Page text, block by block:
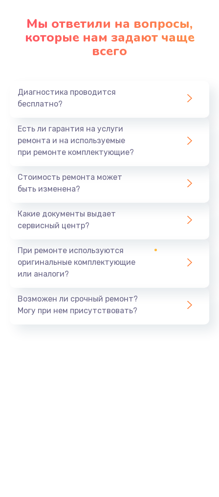
Мы ответили на вопросы,
которые нам задают чаще
всего
Диагностика проводится
бесплатно?
Есть ли гарантия на услуги
ремонта и на используемые
при ремонте комплектующие?
Стоимость ремонта может
быть изменена?
Какие документы выдает
сервисный центр?
При ремонте используются
оригинальные комплектующие
или аналоги?
Возможен ли срочный ремонт?
Могу при нем присутствовать?